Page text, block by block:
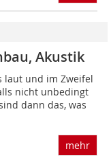
Akustik
laut und im Zweifel
nicht unbedingt
dann das, was
mehr